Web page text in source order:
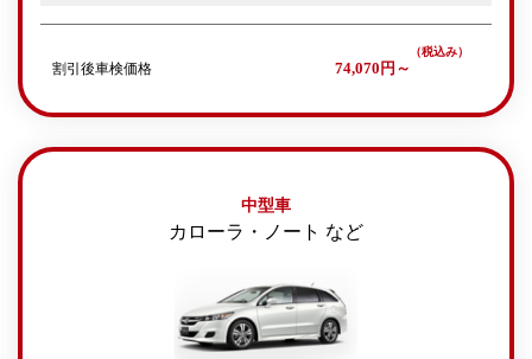
割引後車検価格 74,070円～
中型車
カローラ・ノート など